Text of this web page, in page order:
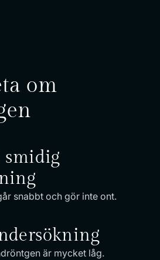
om
smidig
snabbt och gör inte ont.
är mycket låg.